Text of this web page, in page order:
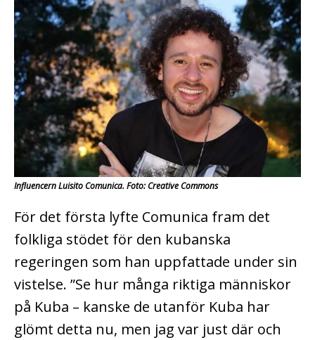
Influencern Luisito Comunica. Foto: Creative Commons
För det första lyfte Comunica fram det
folkliga stödet för den kubanska
regeringen som han uppfattade under sin
vistelse. ”Se hur många riktiga människor
på Kuba – kanske de utanför Kuba har
glömt detta nu, men jag var just där och